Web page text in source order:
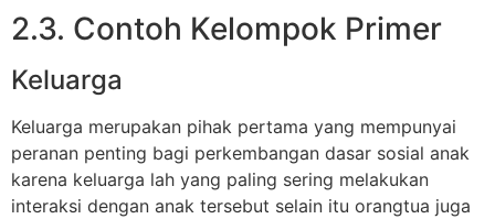
2.3. Contoh Kelompok Primer
Keluarga
Keluarga merupakan pihak pertama yang mempunyai
peranan penting bagi perkembangan dasar sosial anak
karena keluarga lah yang paling sering melakukan
interaksi dengan anak tersebut selain itu orangtua juga